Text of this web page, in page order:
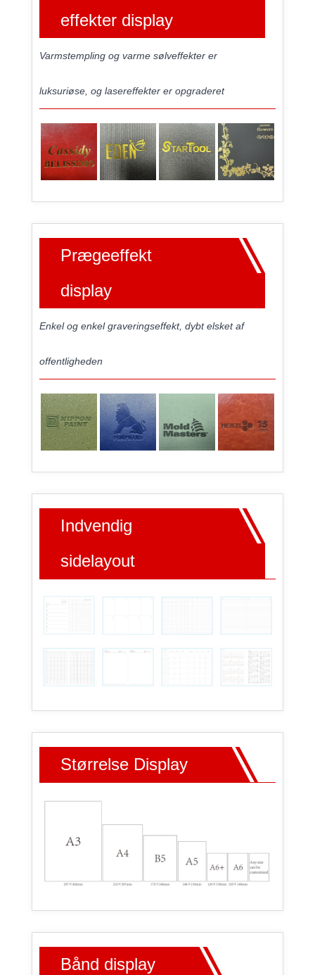
effekter display
Varmstempling og varme sølveffekter er
luksuriøse, og lasereffekter er opgraderet
Prægeeffekt
display
Enkel og enkel graveringseffekt, dybt elsket af
offentligheden
Indvendig
sidelayout
Størrelse Display
Bånd display